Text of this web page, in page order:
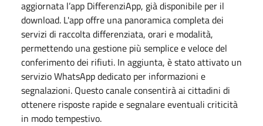
aggiornata l’app DifferenziApp, già disponibile per il
download. L'app offre una panoramica completa dei
servizi di raccolta differenziata, orari e modalità,
permettendo una gestione più semplice e veloce del
conferimento dei rifiuti. In aggiunta, è stato attivato un
servizio WhatsApp dedicato per informazioni e
segnalazioni. Questo canale consentirà ai cittadini di
ottenere risposte rapide e segnalare eventuali criticità
in modo tempestivo.